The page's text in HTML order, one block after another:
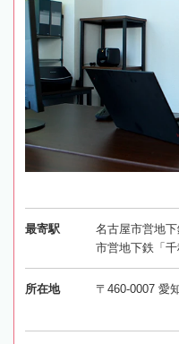
最寄駅
名古屋市営地
市営地下鉄「
所在地 〒460-0007 愛